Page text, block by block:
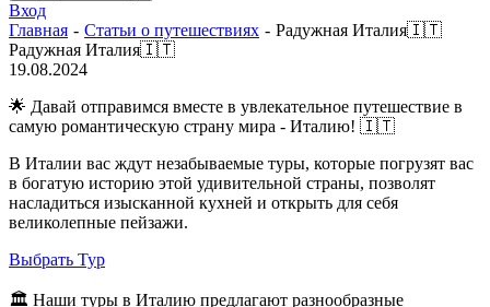
Вход
Главная - Статьи о путешествиях - Радужная Италия🇮🇹
Радужная Италия🇮🇹
19.08.2024
🌟 Давай отправимся вместе в увлекательное путешествие в
самую романтическую страну мира - Италию! 🇮🇹
В Италии вас ждут незабываемые туры, которые погрузят вас
в богатую историю этой удивительной страны, позволят
насладиться изысканной кухней и открыть для себя
великолепные пейзажи.
Выбрать Тур
🏛 Наши туры в Италию предлагают разнообразные